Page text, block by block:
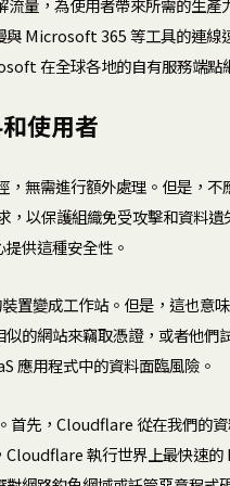
量，為使用者帶來所需的生產
與 Microsoft 365 等工具的連
在全球各地的自有服務端點
使用者
無需進行額外處理。但是，不
以保護組織免受攻擊和資料遺
供這種安全性。
置變成工作站。但是，這也意
的網站來竊取憑證，或者他們
應用程式中的資料面臨風險。
先，Cloudflare 從在我們的
執行世界上最快速的